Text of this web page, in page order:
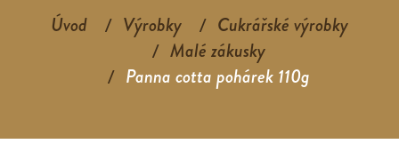
Úvod Výrobky
Cukrářské výrobky
Malé zákusky
Panna cotta pohárek 110g